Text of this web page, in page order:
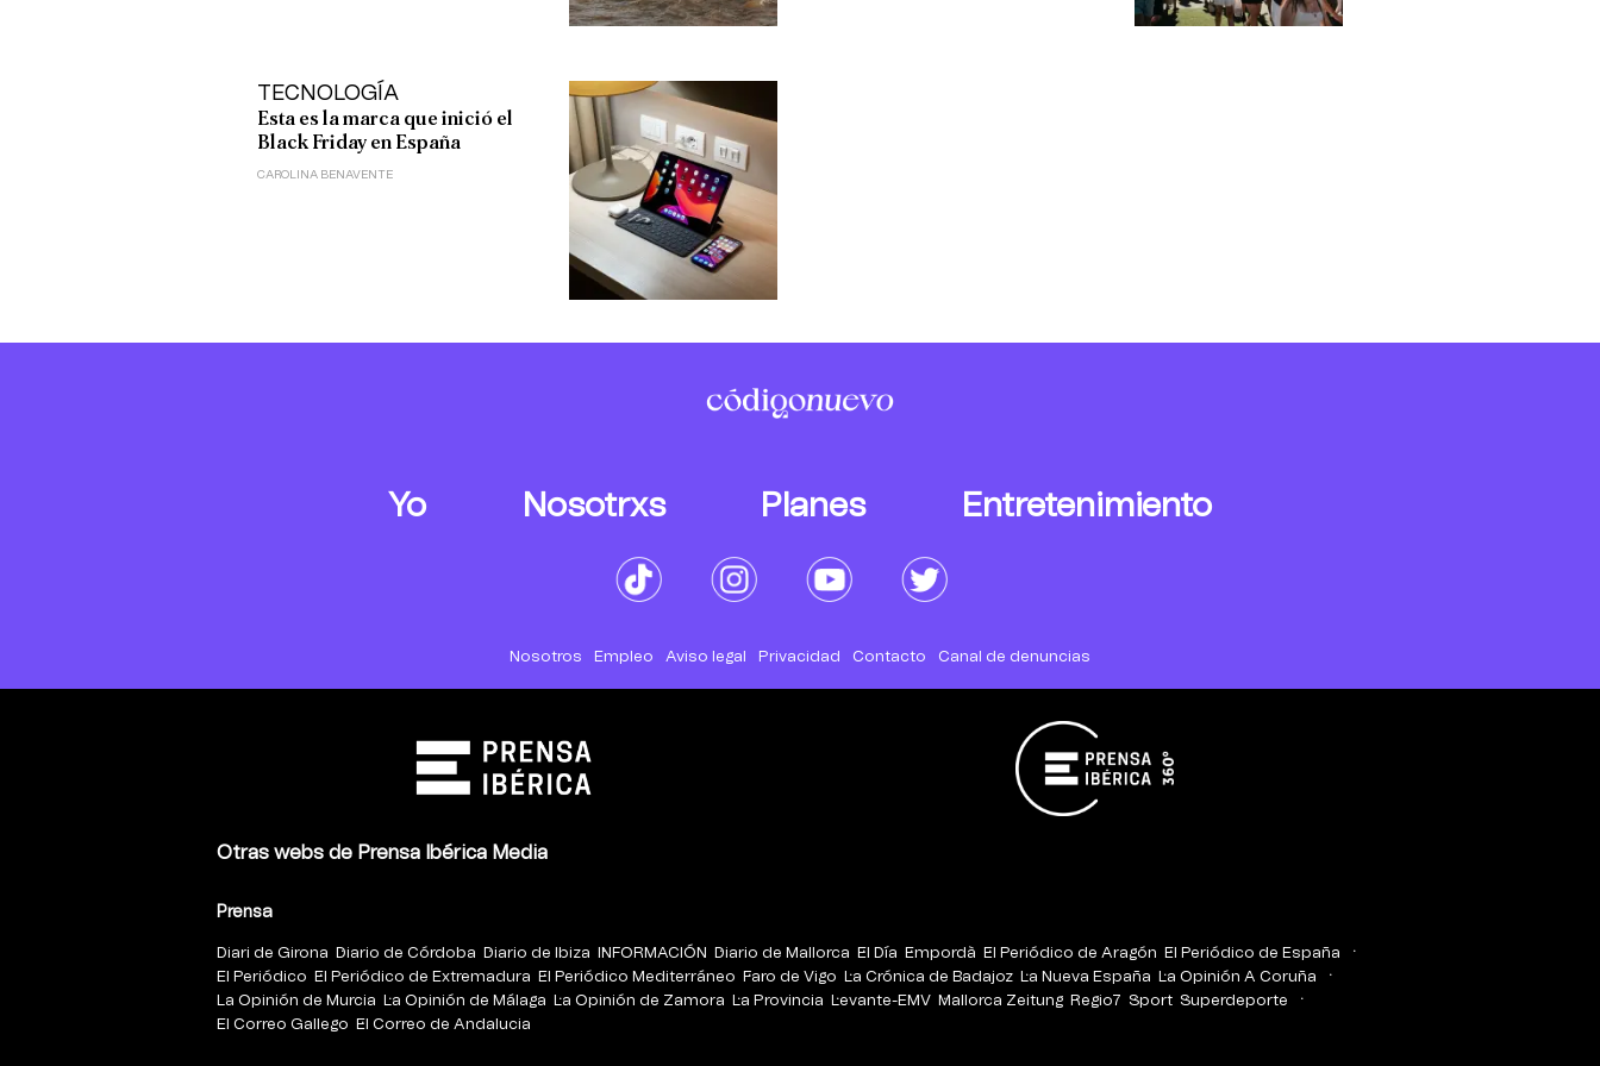
TECNOLOGÍA
Esta es la marca que inició el
Black Friday en España
CAROLINA BENAVENTE
Yo Nosotrxs Planes Entretenimiento
Nosotros Empleo Aviso legal Privacidad Contacto Canal de denuncias
Otras webs de Prensa Ibérica Media
Prensa
Diari de Girona Diario de Córdoba Diario de Ibiza INFORMACIÓN Diario de Mallorca El Día Empordà El Periódico de Aragón
El Periódico de España
El Periódico
El Periódico de Extremadura El Periódico Mediterráneo Faro de Vigo La Crónica de Badajoz La Nueva España
La Opinión A Coruña
La Opinión de Murcia
La Opinión de Málaga La Opinión de Zamora La Provincia Levante-EMV Mallorca Zeitung Regio7 Sport Superdeporte
El Correo Gallego
El Correo de Andalucia